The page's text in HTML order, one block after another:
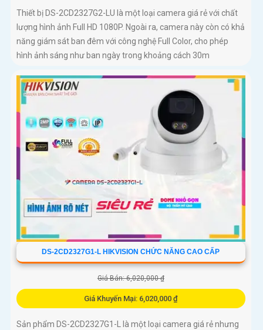
Thiết bị DS-2CD2327G2-LU là một loại camera giá rẻ với chất
lượng hình ảnh Full HD 1080P. Ngoài ra, camera này còn có khả
năng giám sát ban đêm với công nghệ Full Color, cho phép
hình ảnh sáng như ban ngày trong khoảng cách 30m
DS-2CD2327G1-L HIKVISION CHỨC NĂNG CAO CẤP
Giá Bán: 6,020,000 ₫
Giá Khuyến Mại: 6,020,000 ₫
Sản phẩm DS-2CD2327G1-L là một loại camera giá rẻ nhưng